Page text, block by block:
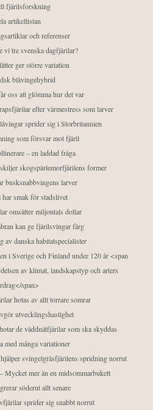
fjärilsforskning
artikellistan
och referenser
vi tre svenska dagfjärilar?
ger större variation
blåvingehybrid
oss att glömma hur det var
efter värmestress som larver
sprider sig i Storbritannien
som försvar mot fjäril
– en laddad fråga
skogspärlemorfjärilens former
busksnabbvingens larver
smak för stadslivet
omsätter miljontals dollar
kan ge fjärilsvingar färg
av danska habitatspecialister
i Sverige och Finland under 120 år <span
av klimat, landskapstyp och arters
span>
hotas av allt torrare somrar
utvecklingshastighet
de väddnätfjärilar som ska skyddas
med många variationer
svingelgräsfjärilens spridning norrut
Mycket mer än en midsommarbukett
söderut allt senare
sprider sig snabbt norrut